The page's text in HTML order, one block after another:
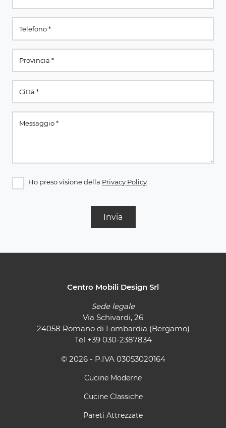
Ho preso visione della Privacy Policy
Invia
Centro Mobili Design Srl
Sede legale
Via Schivardi, 26
24058 Romano di Lombardia (Bergamo)
Tel +39 030-2387834
© 2026 - P.IVA 03053020164
Cucine Moderne
Cucine Classiche
Pareti Attrezzate